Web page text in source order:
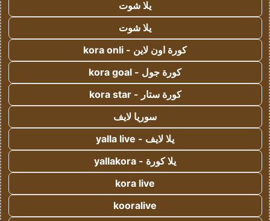
يلا شوت
يلا شوت
كورة اون لاين - kora onli
كورة جول - kora goal
كورة ستار - kora star
سوريا لايف
يلا لايف - yalla live
يلا كورة - yallakora
kora live
kooralive